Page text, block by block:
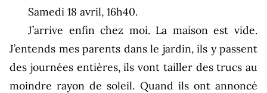
Samedi 18 avril, 16h40.
J’arrive enfin chez moi. La maison est vide.
J’entends mes parents dans le jardin, ils y passent
des journées entières, ils vont tailler des trucs au
moindre rayon de soleil. Quand ils ont annoncé